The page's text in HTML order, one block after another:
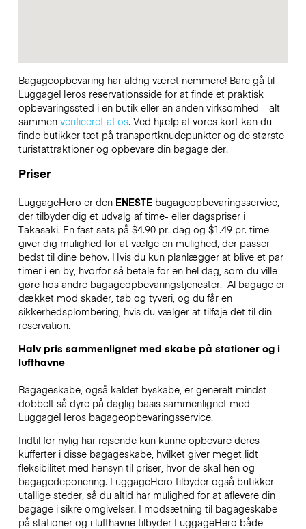
Bagageopbevaring har aldrig været nemmere! Bare gå til
LuggageHeros reservationsside for at finde et praktisk
opbevaringssted i en butik eller en anden virksomhed – alt
sammen verificeret af os. Ved hjælp af vores kort kan du
finde butikker tæt på transportknudepunkter og de største
turistattraktioner og opbevare din bagage der.
Priser
LuggageHero er den ENESTEbagageopbevaringsservice,
der tilbyder dig et udvalg af time- eller dagspriser i
Takasaki. En fast sats på $4.90 pr. dag og $1.49 pr. time
giver dig mulighed for at vælge en mulighed, der passer
bedst til dine behov. Hvis du kun planlægger at blive et par
timer i en by, hvorfor så betale for en hel dag, som du ville
gøre hos andre bagageopbevaringstjenester. Al bagage er
dækket mod skader, tab og tyveri, og du får en
sikkerhedsplombering, hvis du vælger at tilføje det til din
reservation.
Halv pris sammenlignet med skabe på stationer og i
lufthavne
Bagageskabe, også kaldet byskabe, er generelt mindst
dobbelt så dyre på daglig basis sammenlignet med
LuggageHeros bagageopbevaringsservice.
Indtil for nylig har rejsende kun kunne opbevare deres
kufferter i disse bagageskabe, hvilket giver meget lidt
fleksibilitet med hensyn til priser, hvor de skal hen og
bagagedeponering. LuggageHero tilbyder også butikker
utallige steder, så du altid har mulighed for at aflevere din
bagage i sikre omgivelser. I modsætning til bagageskabe
på stationer og i lufthavne tilbyder LuggageHero både